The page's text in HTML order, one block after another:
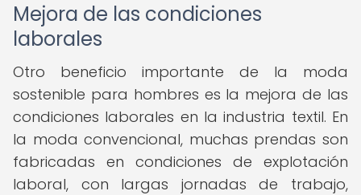
Mejora de las condiciones
laborales
Otro beneficio importante de la moda
sostenible para hombres es la mejora de las
condiciones laborales en la industria textil. En
la moda convencional, muchas prendas son
fabricadas en condiciones de explotación
laboral, con largas jornadas de trabajo,